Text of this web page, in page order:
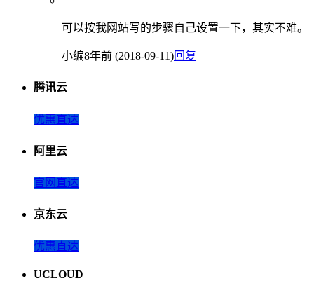
可以按我网站写的步骤自己设置一下，其实不难。
小编8年前 (2018-09-11)回复
腾讯云
优惠直达
阿里云
官网直达
京东云
优惠直达
UCLOUD